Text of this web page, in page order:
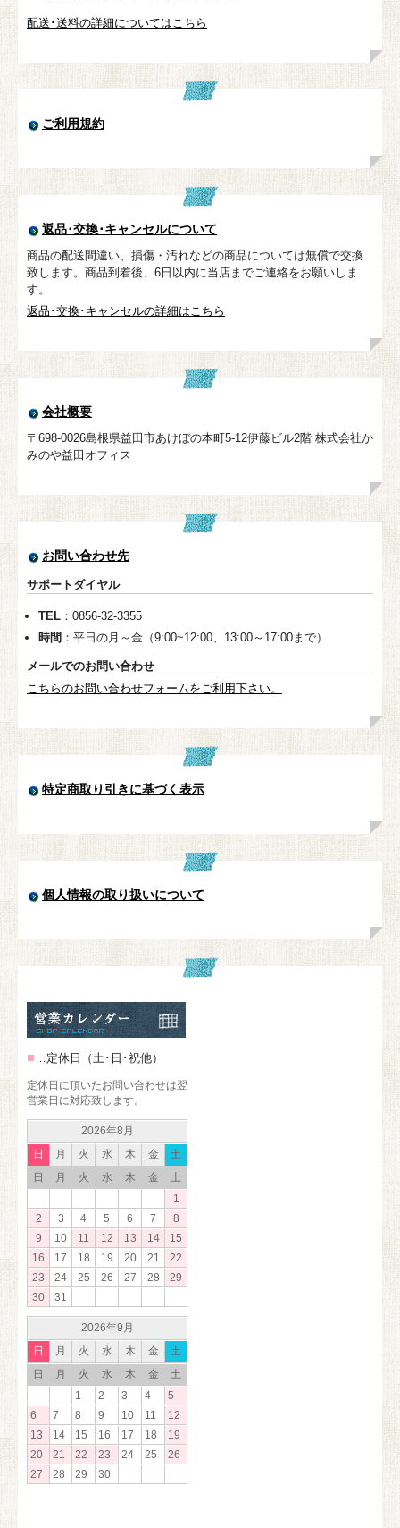
配送･送料の詳細についてはこちら
ご利用規約
返品･交換･キャンセルについて
商品の配送間違い、損傷・汚れなどの商品については無償で交換
致します。商品到着後、6日以内に当店までご連絡をお願いしま
す。
返品･交換･キャンセルの詳細はこちら
会社概要
〒698-0026島根県益田市あけぼの本町5-12伊藤ビル2階 株式会社か
みのや益田オフィス
お問い合わせ先
サポートダイヤル
TEL：0856-32-3355
時間：平日の月～金（9:00~12:00、13:00～17:00まで）
メールでのお問い合わせ
こちらのお問い合わせフォームをご利用下さい。
特定商取り引きに基づく表示
個人情報の取り扱いについて